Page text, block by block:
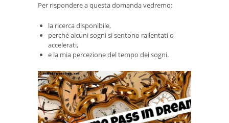
Per rispondere a questa domanda vedremo:
la ricerca disponibile,
perché alcuni sogni si sentono rallentati o
accelerati,
e la mia percezione del tempo dei sogni.